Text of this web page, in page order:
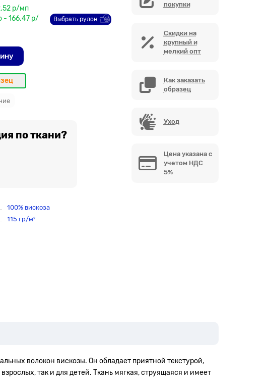
р/мп
- 166.47 р/
Выбрать рулон
по ткани?
100% вискоза
115 гр/м²
покупки
Скидки на
крупный и
мелкий опт
Как заказать
образец
Уход
Цена указана с
учетом НДС
5%
волокон вискозы. Он обладает приятной текстурой,
так и для детей. Ткань мягкая, струящаяся и имеет